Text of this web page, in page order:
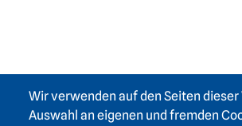
Wir verwenden auf den Seiten
Auswahl an eigenen und fremden